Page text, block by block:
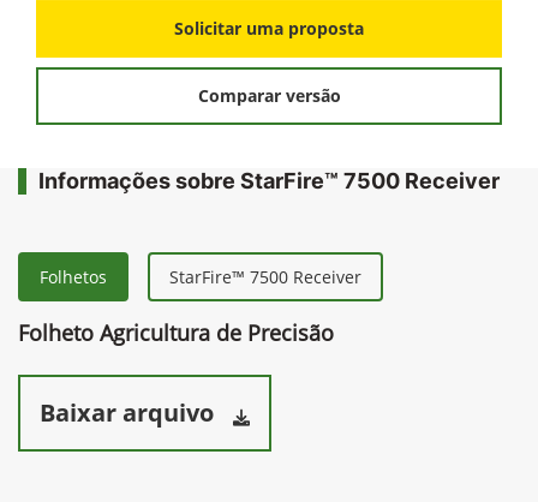
Solicitar uma proposta
Comparar versão
Informações sobre StarFire™ 7500 Receiver
Folhetos StarFire™ 7500 Receiver
Folheto Agricultura de Precisão
Baixar arquivo